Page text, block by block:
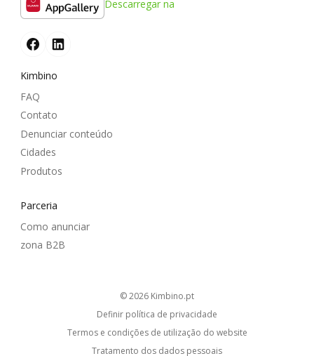
Descarregar na
Kimbino
FAQ
Contato
Denunciar conteúdo
Cidades
Produtos
Parceria
Como anunciar
zona B2B
© 2026
kimbino.pt
Definir política de privacidade
Termos e condições de utilização do website
Tratamento dos dados pessoais